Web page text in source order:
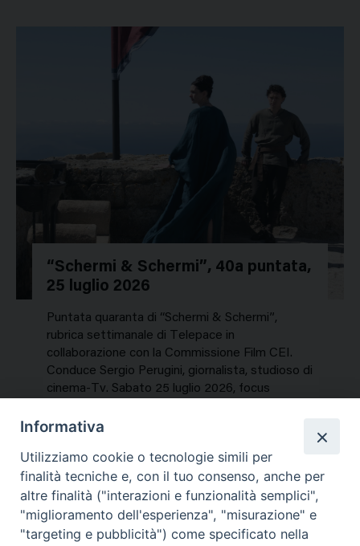
“Schermi & Schermi”, 40a puntata,
25 luglio 2026
Puntata quaranta di “Schermi & Schermi”,
rubrica settimanale di Telepace in
collaborazione con la Commissione Film CEI.
Conduce Sergio Perugini, giornalista, studioso di
cinema-Tv. Sabato 25 luglio 2026, focus
NEWS, PERCORSI TEMATICI
Mercoledì 29 Luglio 2026
Informativa
Utilizziamo cookie o tecnologie simili per
finalità tecniche e, con il tuo consenso, anche per
altre finalità ("interazioni e funzionalità semplici",
"miglioramento dell'esperienza", "misurazione" e
"targeting e pubblicità") come specificato nella